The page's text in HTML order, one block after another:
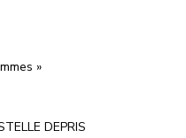
»
DEPRIS